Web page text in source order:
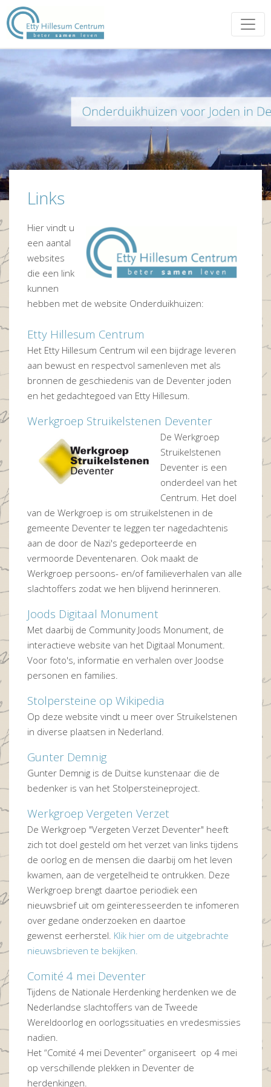
Links
Hier vindt u
een aantal
websites
die een link
kunnen
hebben met de website Onderduikhuizen:
Etty Hillesum Centrum
Het Etty Hillesum Centrum wil een bijdrage leveren
aan bewust en respectvol samenleven met als
bronnen de geschiedenis van de Deventer joden
en het gedachtegoed van Etty Hillesum.
Werkgroep Struikelstenen Deventer
De Werkgroep
Struikelstenen
Deventer is een
onderdeel van het
Centrum. Het doel
van de Werkgroep is om struikelstenen in de
gemeente Deventer te leggen ter nagedachtenis
aan de door de Nazi's gedeporteerde en
vermoorde Deventenaren. Ook maakt de
Werkgroep persoons- en/of familieverhalen van alle
slachtoffers zodat we hen blijvend herinneren.
Joods Digitaal Monument
Met daarbij de Community Joods Monument, de
interactieve website van het Digitaal Monument.
Voor foto's, informatie en verhalen over Joodse
personen en families.
Stolpersteine op Wikipedia
Op deze website vindt u meer over Struikelstenen
in diverse plaatsen in Nederland.
Gunter Demnig
Gunter Demnig is de Duitse kunstenaar die de
bedenker is van het Stolpersteineproject.
Werkgroep Vergeten Verzet
De Werkgroep "Vergeten Verzet Deventer" heeft
zich tot doel gesteld om het verzet van links tijdens
de oorlog en de mensen die daarbij om het leven
kwamen, aan de vergetelheid te ontrukken. Deze
Werkgroep brengt daartoe periodiek een
nieuwsbrief uit om geïnteresseerden te infomeren
over gedane onderzoeken en daartoe
gewenst eerherstel. Klik hier om de uitgebrachte
nieuwsbrieven te bekijken.
Comité 4 mei Deventer
Tijdens de Nationale Herdenking herdenken we de
Nederlandse slachtoffers van de Tweede
Wereldoorlog en oorlogssituaties en vredesmissies
nadien.
Het “Comité 4 mei Deventer” organiseert op 4 mei
op verschillende plekken in Deventer de
herdenkingen.